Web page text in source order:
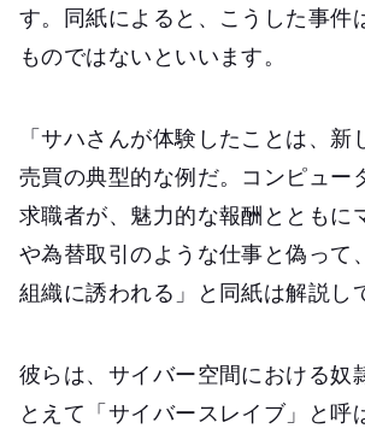
す。同紙によると、こうした事件
ものではないといいます。
「サハさんが体験したことは、新
売買の典型的な例だ。コンピュー
求職者が、魅力的な報酬とともに
や為替取引のような仕事と偽って
組織に誘われる」と同紙は解説し
彼らは、サイバー空間における奴
とえて「サイバースレイブ」と呼